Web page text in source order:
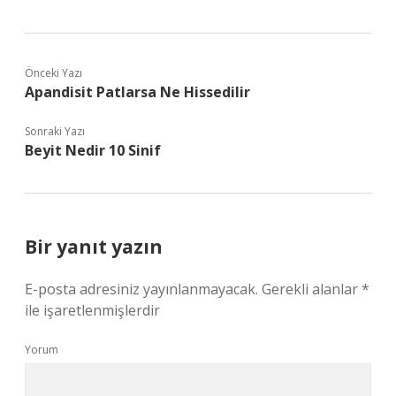
Önceki Yazı
Apandisit Patlarsa Ne Hissedilir
Sonraki Yazı
Beyit Nedir 10 Sinif
Bir yanıt yazın
E-posta adresiniz yayınlanmayacak. Gerekli alanlar*
ile işaretlenmişlerdir
Yorum